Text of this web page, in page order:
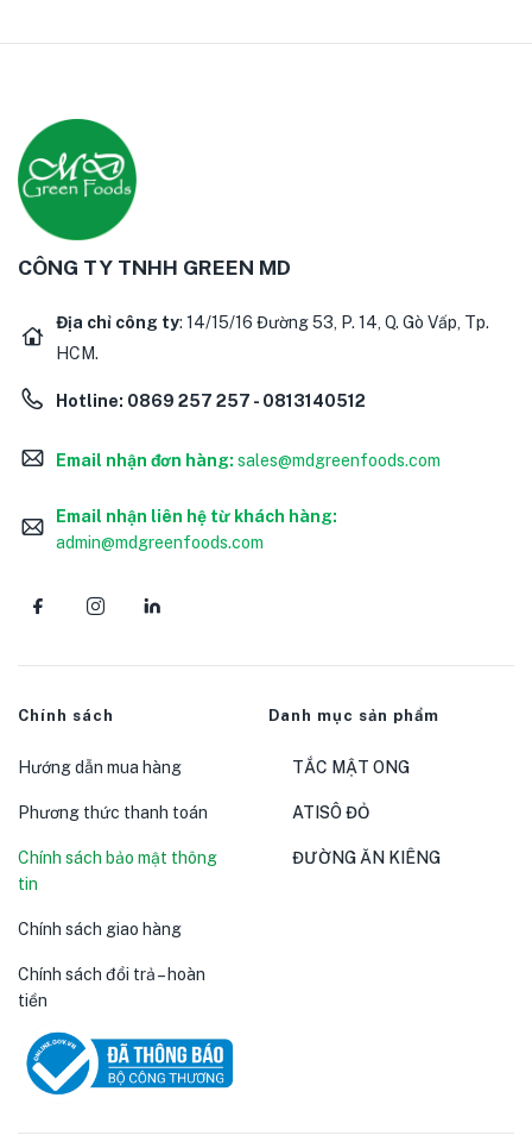
CÔNG TY TNHH GREEN MD
Địa chỉ công ty: 14/15/16 Đường 53, P. 14, Q. Gò Vấp, Tp.
HCM.
Hotline: 0869 257 257 - 0813140512
Email nhận đơn hàng: sales@mdgreenfoods.com
Email nhận liên hệ từ khách hàng:
admin@mdgreenfoods.com
Chính sách
Hướng dẫn mua hàng
Phương thức thanh toán
Chính sách bảo mật thông
tin
Chính sách giao hàng
Chính sách đổi trả – hoàn
tiền
Danh mục sản phẩm
TẮC MẬT ONG
ATISÔ ĐỎ
ĐƯỜNG ĂN KIÊNG